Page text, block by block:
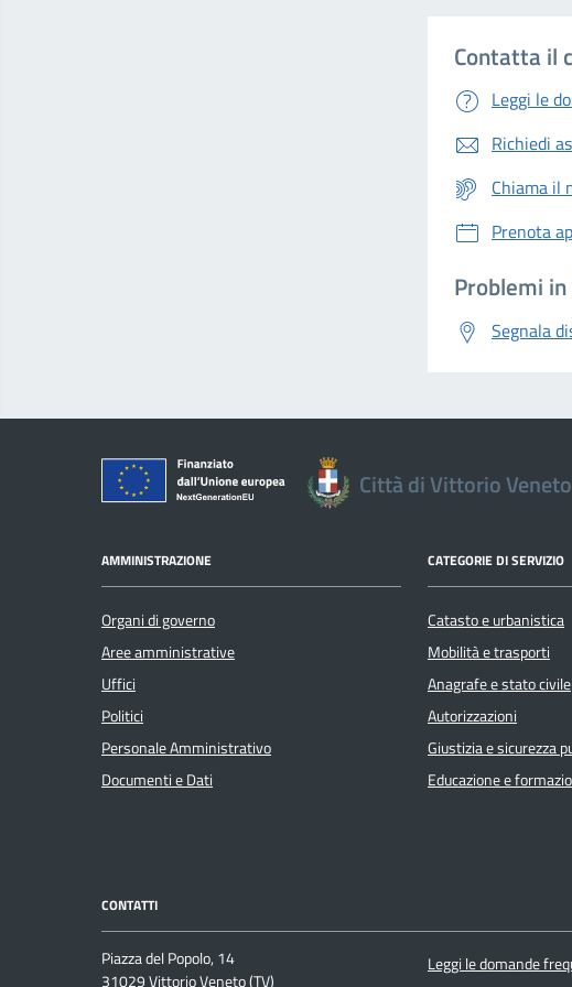
Contatta il
Leggi le
Richiedi
Chiama il
Prenota
Problemi
Segnala
Città di Vittorio Veneto
AMMINISTRAZIONE
Organi di governo
Aree amministrative
Uffici
Politici
Personale Amministrativo
Documenti e Dati
CATEGORIE DI SERVIZIO
Catasto e urbanistica
Mobilità e trasporti
Anagrafe e stato civile
Autorizzazioni
Giustizia e sicurezza
Educazione e
CONTATTI
Piazza del Popolo, 14
31029 Vittorio Veneto (TV)
Leggi le domande